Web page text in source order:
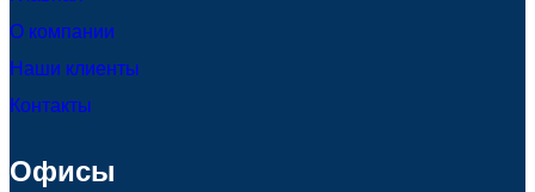
О компании
Наши клиенты
Контакты
Офисы